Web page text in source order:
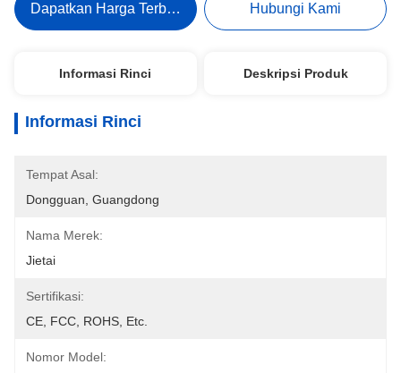
Dapatkan Harga Terbaik Hubungi Kami
Informasi Rinci Deskripsi Produk
Informasi Rinci
Tempat Asal:
Dongguan, Guangdong
Nama Merek:
Jietai
Sertifikasi:
CE, FCC, ROHS, Etc.
Nomor Model: